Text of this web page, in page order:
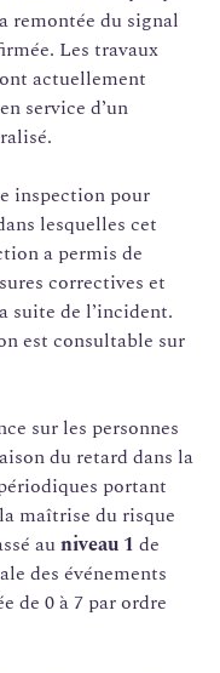
remontée du signal
Les travaux
actuellement
service d’un
inspection pour
lesquelles cet
a permis de
correctives et
suite de l’incident.
est consultable sur
sur les personnes
du retard dans la
portant
maîtrise du risque
auniveau 1 de
des événements
de 0 à 7 par ordre